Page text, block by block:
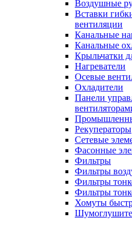
Воздушные
Вставки
вентиляции
Канальные
Канальные
Крыльчатки
Нагреватели
Осевые
Охладители
Панели
Рекуператоры
Сетевые
Фасонные
Фильтры
Фильтры
Фильтры
Фильтры
Хомуты